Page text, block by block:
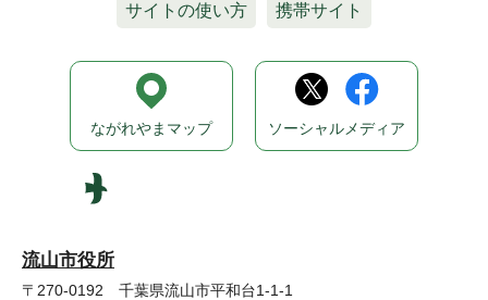
サイトの使い方 携帯サイト
流山市役所
〒270-0192 千葉県流山市平和台1-1-1
ながれやまマップ ソーシャルメディア